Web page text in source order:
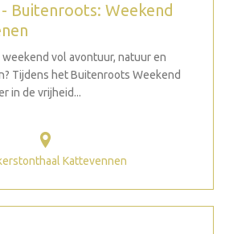
Buitenroots: Weekend
vol avontuur, natuur en
Tijdens het Buitenroots Weekend
in de vrijheid...
Kattevennen